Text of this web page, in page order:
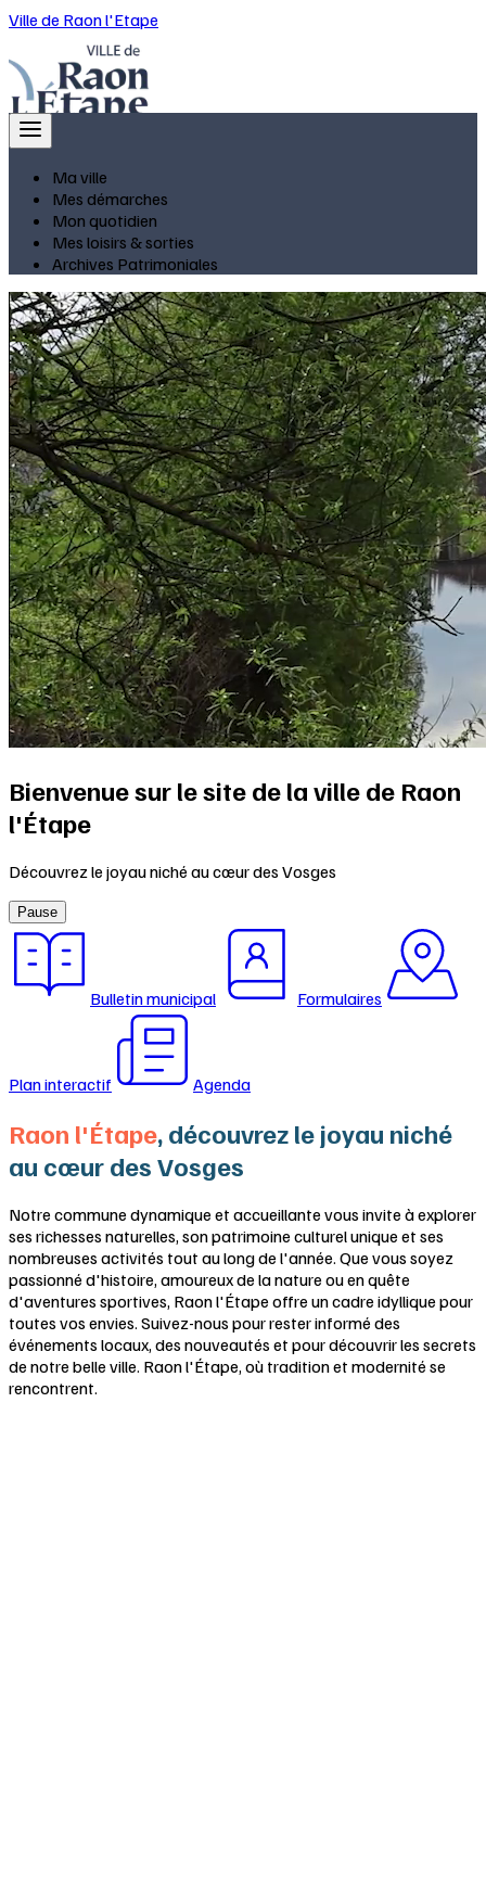
Ville de Raon l'Etape
Ma ville
Mes démarches
Mon quotidien
Mes loisirs & sorties
Archives Patrimoniales
Bienvenue sur le site de la ville de Raon
l'Étape
Découvrez le joyau niché au cœur des Vosges
Pause
Bulletin municipal Formulaires
Plan interactif Agenda
Raon l'Étape, découvrez le joyau niché
au cœur des Vosges
Notre commune dynamique et accueillante vous invite à explorer
ses richesses naturelles, son patrimoine culturel unique et ses
nombreuses activités tout au long de l'année. Que vous soyez
passionné d'histoire, amoureux de la nature ou en quête
d'aventures sportives, Raon l'Étape offre un cadre idyllique pour
toutes vos envies. Suivez-nous pour rester informé des
événements locaux, des nouveautés et pour découvrir les secrets
de notre belle ville. Raon l'Étape, où tradition et modernité se
rencontrent.